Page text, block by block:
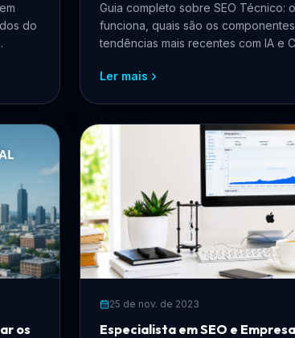
do
Guia completo sobre SEO Técnico:
funciona, quais são os
tendências mais recentes com IA e
Google.
Ler mais
os
25 de nov. de 2023
Especialista em SEO e